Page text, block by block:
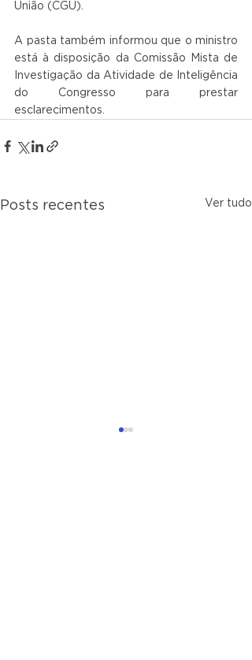
União (CGU).
A pasta também informou que o ministro
está à disposição da Comissão Mista de
Investigação da Atividade de Inteligência
do Congresso para prestar
esclarecimentos.
Posts recentes Ver tudo